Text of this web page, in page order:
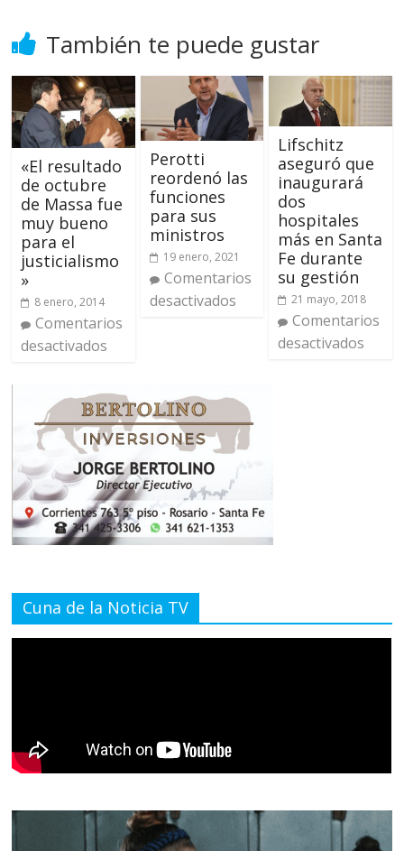
También te puede gustar
«El resultado
de octubre
de Massa fue
muy bueno
para el
justicialismo
»
8 enero, 2014
Comentarios
desactivados
Perotti
reordenó las
funciones
para sus
ministros
19 enero, 2021
Comentarios
desactivados
Lifschitz
aseguró que
inaugurará
dos
hospitales
más en Santa
Fe durante
su gestión
21 mayo, 2018
Comentarios
desactivados
Cuna de la Noticia TV